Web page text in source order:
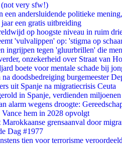
very sfw!)
een andersluidende politieke
een gratis uitbreiding
op hoogste niveau in ruim
'vulvalippen' op: 'stigma op
ingrijpen tegen 'gluurbrillen' die
onzekerheid over Straat van
boete voor mentale schade bij
doodsbedreiging burgemeester
uit Spanje na migratiecrisis Ceuta
in Spanje, verdienden
alarm wegens droogte:
hem in 2028 opvolgt
grensaanval door
Dag #1977
tien voor terrorisme